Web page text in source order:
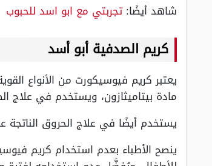
شاهد أيضًا:تجربتي مع ابو اسد للحبوب
كريم الصدفية أبو أسد
يعتبر كريم فيوسيكورت من الأنواع
مادة بيتاميثازون، ويستخدم في علاج
يستخدم أيضًا في علاج الحروق
ينصح الأطباء بعدم استخدام كريم